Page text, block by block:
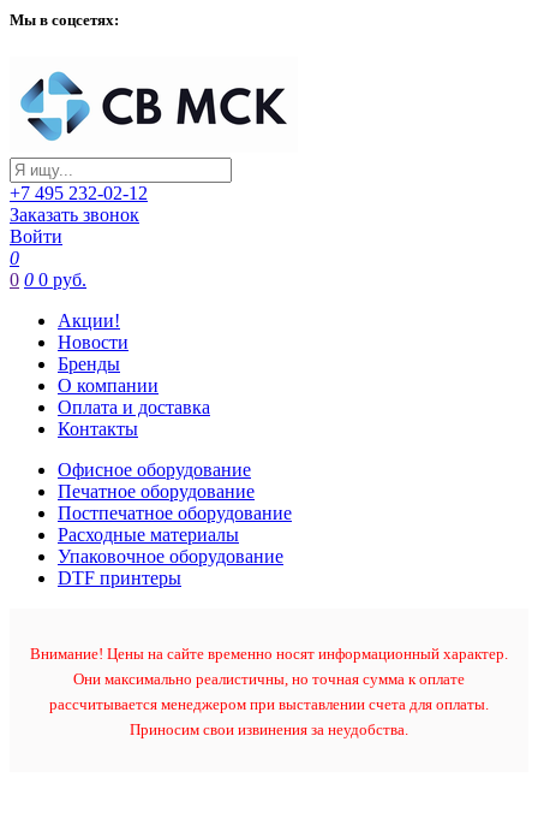
Мы в соцсетях:
+7 495 232-02-12
Заказать звонок
Войти
0
0 0 0 руб.
Акции!
Новости
Бренды
О компании
Оплата и доставка
Контакты
Офисное оборудование
Печатное оборудование
Постпечатное оборудование
Расходные материалы
Упаковочное оборудование
DTF принтеры
Внимание! Цены на сайте временно носят информационный характер.
Они максимально реалистичны, но точная сумма к оплате
рассчитывается менеджером при выставлении счета для оплаты.
Приносим свои извинения за неудобства.